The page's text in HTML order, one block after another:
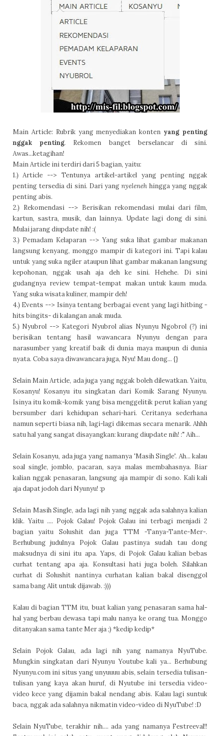
Main Article: Rubrik yang menyediakan konten yang penting
nggak penting. Rekomen banget berselancar di sini.
Awas...ketagihan!
Main Article ini terdiri dari 5 bagian, yaitu:
1.) Article --> Tentunya artikel-artikel yang penting nggak
penting tersedia di sini. Dari yangnyeleneh hingga yang nggak
penting abis.
2.) Rekomendasi --> Berisikan rekomendasi mulai dari film,
kartun, sastra, musik, dan lainnya. Update lagi dong di sini.
Mulai jarang diupdate nih! :(
3.) Pemadam Kelaparan --> Yang suka lihat gambar makanan
langsung kenyang, monggo mampir di kategori ini. Tapi kalau
untuk yang suka ngiler ataupun lihat gambar makanan langsung
kepohonan, nggak usah aja deh ke sini. Hehehe. Di sini
gudangnya review tempat-tempat makan untuk kaum muda.
Yang suka wisata kuliner, mampir deh!
4.) Events --> Isinya tentang berbagai event yang lagi hitbing -
hits bingits- di kalangan anak muda.
5.) Nyubrol --> Kategori Nyubrol alias Nyunyu Ngobrol (?) ini
berisikan tentang hasil wawancara Nyunyu dengan para
narasumber yang kreatif baik di dunia maya maupun di dunia
nyata. Coba saya diwawancara juga, Nyu! Mau dong... {}
Selain Main Article, ada juga yang nggak boleh dilewatkan. Yaitu,
Kosanyu! Kosanyu itu singkatan dari Komik Sarang Nyunyu.
Isinya itu komik-komik yang bisa menggelitik perut kalian yang
bersumber dari kehidupan sehari-hari. Ceritanya sederhana
namun seperti biasa nih, lagi-lagi dikemas secara menarik. Ahhh
satu hal yang sangat disayangkan: kurang diupdate nih! :" Aih...
Selain Kosanyu, ada juga yang namanya 'Masih Single'. Ah... kalau
soal single, jomblo, pacaran, saya malas membahasnya. Biar
kalian nggak penasaran, langsung aja mampir di sono. Kali kali
aja dapat jodoh dari Nyunyu! :p
Selain Masih Single, ada lagi nih yang nggak ada salahnya kalian
klik. Yaitu .... Pojok Galau! Pojok Galau ini terbagi menjadi 2
bagian yaitu Solushit dan juga TTM -Tanya-Tante-Mer-.
Berhubung judulnya Pojok Galau pastinya sudah tau dong
maksudnya di sini itu apa. Yaps, di Pojok Galau kalian bebas
curhat tentang apa aja. Konsultasi hati juga boleh. Silahkan
curhat di Solushit nantinya curhatan kalian bakal disenggol
sama bang Alit untuk dijawab. :)))
Kalau di bagian TTM itu, buat kalian yang penasaran sama hal-
hal yang berbau dewasa tapi malu nanya ke orang tua. Monggo
ditanyakan sama tante Mer aja ;) *kedip kedip*
Selain Pojok Galau, ada lagi nih yang namanya NyuTube.
Mungkin singkatan dari Nyunyu Youtube kali ya... Berhubung
Nyunyu.com ini situs yang unyuuuu abis, selain tersedia tulisan-
tulisan yang kaya akan huruf, di Nyutube ini tersedia video-
video kece yang dijamin bakal nendang abis. Kalau lagi suntuk
baca, nggak ada salahnya nikmatin video-video di NyuTube! :D
Selain NyuTube, terakhir nih.... ada yang namanya Festreeval!!